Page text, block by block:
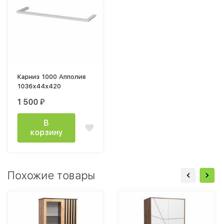
Карниз 1000 Апполия
1036x44x420
1 500 ₽
В
корзину
Похожие товары